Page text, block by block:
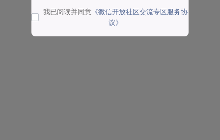
我已阅读并同意 《微信开放社区交流专区服务协
议》